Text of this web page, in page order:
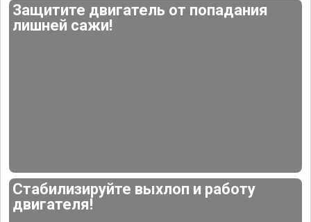
Защитите двигатель от попадания
лишней сажи!
Стабилизируйте выхлоп и работу
двигателя!